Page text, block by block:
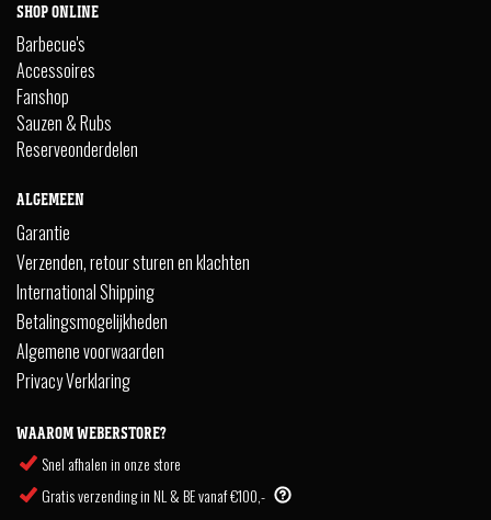
SHOP ONLINE
Barbecue's
Accessoires
Fanshop
Sauzen & Rubs
Reserveonderdelen
ALGEMEEN
Garantie
Verzenden, retour sturen en klachten
International Shipping
Betalingsmogelijkheden
Algemene voorwaarden
Privacy Verklaring
WAAROM WEBERSTORE?
Snel afhalen in onze store
Gratis verzending in NL & BE vanaf €100,-